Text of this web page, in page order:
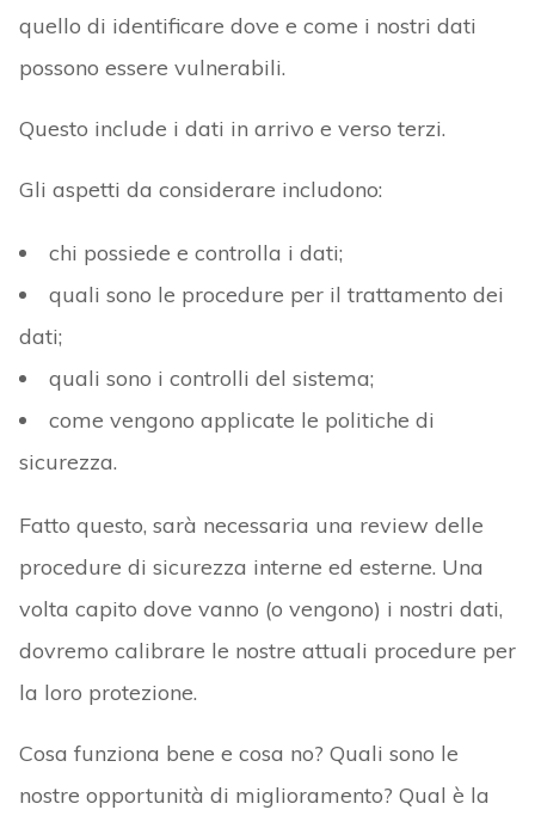
quello di identificare dove e come i nostri dati
possono essere vulnerabili.
Questo include i dati in arrivo e verso terzi.
Gli aspetti da considerare includono:
chi possiede e controlla i dati;
quali sono le procedure per il trattamento dei
dati;
quali sono i controlli del sistema;
come vengono applicate le politiche di
sicurezza.
Fatto questo, sarà necessaria una review delle
procedure di sicurezza interne ed esterne. Una
volta capito dove vanno (o vengono) i nostri dati,
dovremo calibrare le nostre attuali procedure per
la loro protezione.
Cosa funziona bene e cosa no? Quali sono le
nostre opportunità di miglioramento? Qual è la